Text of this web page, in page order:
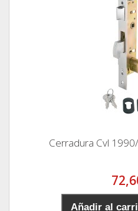
Cerradura Cvl
Añadir al